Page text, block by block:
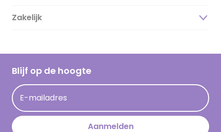
Duurzaamheid
Hallmark Kaartclub
Acties
Persberichten
Magazine
Cadeau inspiratie
Op kamp gedichten en versjes
Leuke en grappige op kamp teksten
kamppost inspiratie
Zakelijk
Blijf op de hoogte
E-mailadres
Aanmelden